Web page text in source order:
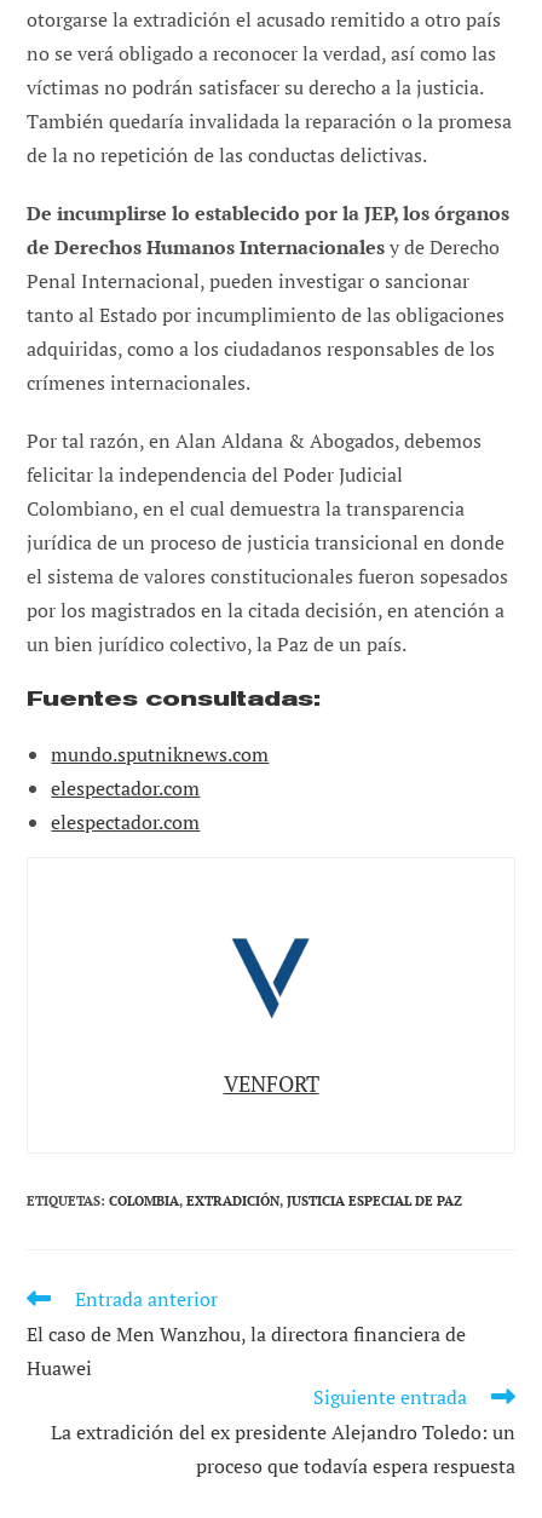
otorgarse la extradición el acusado remitido a otro país
no se verá obligado a reconocer la verdad, así como las
víctimas no podrán satisfacer su derecho a la justicia.
También quedaría invalidada la reparación o la promesa
de la no repetición de las conductas delictivas.
De incumplirse lo establecido por la JEP, los órganos
de Derechos Humanos Internacionalesy de Derecho
Penal Internacional, pueden investigar o sancionar
tanto al Estado por incumplimiento de las obligaciones
adquiridas, como a los ciudadanos responsables de los
crímenes internacionales.
Por tal razón, en Alan Aldana & Abogados, debemos
felicitar la independencia del Poder Judicial
Colombiano, en el cual demuestra la transparencia
jurídica de un proceso de justicia transicional en donde
el sistema de valores constitucionales fueron sopesados
por los magistrados en la citada decisión, en atención a
un bien jurídico colectivo, la Paz de un país.
Fuentes consultadas:
mundo.sputniknews.com
elespectador.com
elespectador.com
VENFORT
ETIQUETAS:COLOMBIA, EXTRADICIÓN, JUSTICIA ESPECIAL DE PAZ
LEER
ARTÍCULOS
Entrada anterior
El caso de Men Wanzhou, la directora financiera de
Huawei
Siguiente entrada
La extradición del ex presidente Alejandro Toledo: un
proceso que todavía espera respuesta